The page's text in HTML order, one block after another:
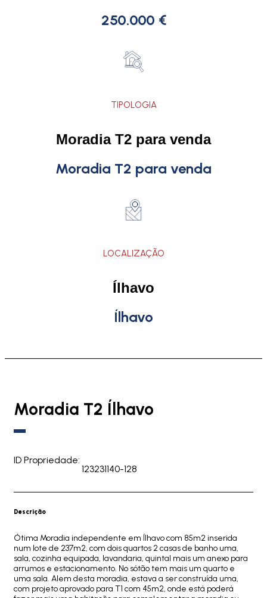
250.000 €
TIPOLOGIA
Moradia T2 para venda
Moradia T2 para venda
LOCALIZAÇÃO
Ílhavo
Ílhavo
Moradia T2 Ílhavo
ID Propriedade:
123231140-128
Descrição
Ótima Moradia independente em Ílhavo com 85m2 inserida
num lote de 237m2, com dois quartos 2 casas de banho uma,
sala, cozinha equipada, lavandaria, quintal mais um anexo para
arrumos e estacionamento. No sótão tem mais um quarto e
uma sala. Alem desta moradia, estava a ser construída uma,
com projeto aprovado para T1 com 45m2, onde está poderá